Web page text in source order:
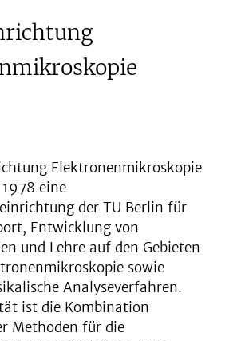
Elektronenmikroskopie
eine
der TU Berlin für
Entwicklung von
und Lehre auf den Gebieten
sowie
Analyseverfahren.
ist die Kombination
Methoden für die